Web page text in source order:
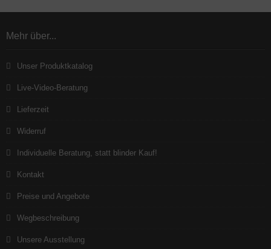
Mehr über...
Unser Produktkatalog
Live-Video-Beratung
Lieferzeit
Widerruf
Individuelle Beratung, statt blinder Kauf!
Kontakt
Preise und Angebote
Wegbeschreibung
Unsere Ausstellung